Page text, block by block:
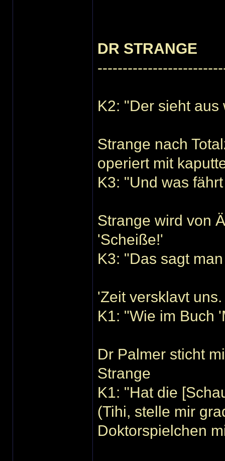
DR STRANGE
K2: "Der sieht
Strange nach
operiert mit
K3: "Und was
Strange wird von
'Scheiße!'
K3: "Das sagt
'Zeit versklavt
K1: "Wie im Buch
Dr Palmer sticht
Strange
K1: "Hat die
(Tihi, stelle mir
Doktorspielchen